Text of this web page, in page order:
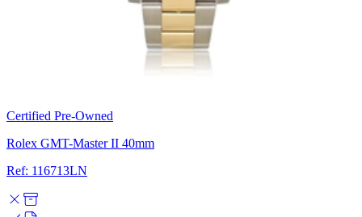
Certified Pre-Owned
Rolex GMT-Master II 40mm
Ref: 116713LN